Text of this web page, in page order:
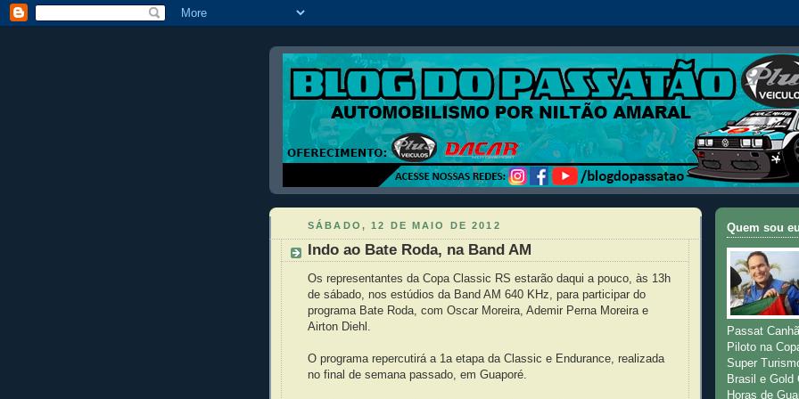
SÁBADO, 12 DE MAIO DE 2012
Indo ao Bate Roda, na Band AM
Os representantes da Copa Classic RS estarão daqui a pouco, às 13h
de sábado, nos estúdios da Band AM 640 KHz, para participar do
programa Bate Roda, com Oscar Moreira, Ademir Perna Moreira e
Airton Diehl.
O programa repercutirá a 1a etapa da Classic e Endurance, realizada
no final de semana passado, em Guaporé.
Quem sou
Passat
Piloto na
Super
Brasil e
Horas de